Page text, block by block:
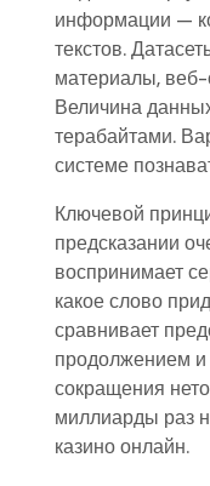
информации —
текстов.
материалы,
Величина
терабайтами.
системе
Ключевой
предсказании
воспринимает
какое слово
сравнивает
продолжением и
сокращения
миллиарды раз
казино онлайн.